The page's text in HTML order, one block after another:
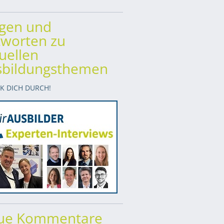
und
zu
DICH DURCH!
Kommentare